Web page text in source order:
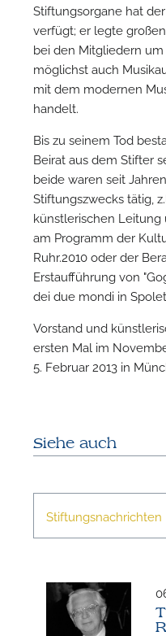
Stiftungsorgane hat
verfügt; er legte
bei den Mitgliedern um
möglichst auch
mit dem modernen
handelt.
Bis zu seinem Tod
Beirat aus dem Stifter
beide waren seit
Stiftungszwecks tätig,
künstlerischen
am Programm der
Ruhr.2010 oder der
Erstaufführung von
dei due mondi in
Vorstand und
ersten Mal im
5. Februar 2013 in
Siehe auch
Stiftungsnachrichten